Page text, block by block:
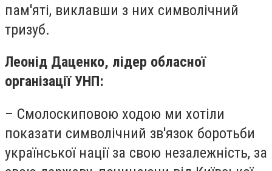
пам'яті, виклавши з них символічний
тризуб.
Леонід Даценко, лідер обласної
організації УНП:
– Смолоскиповою ходою ми хотіли
показати символічний зв'язок боротьби
української нації за свою незалежність, за